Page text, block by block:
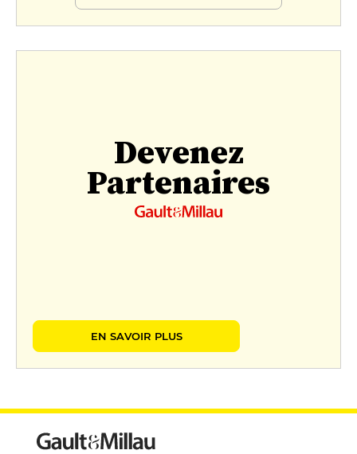
Devenez
Partenaires
EN SAVOIR PLUS